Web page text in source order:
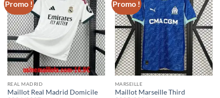
Promo !
REAL MADRID
Maillot Real Madrid Domicile
Promo !
MARSEILLE
Maillot Marseille Third